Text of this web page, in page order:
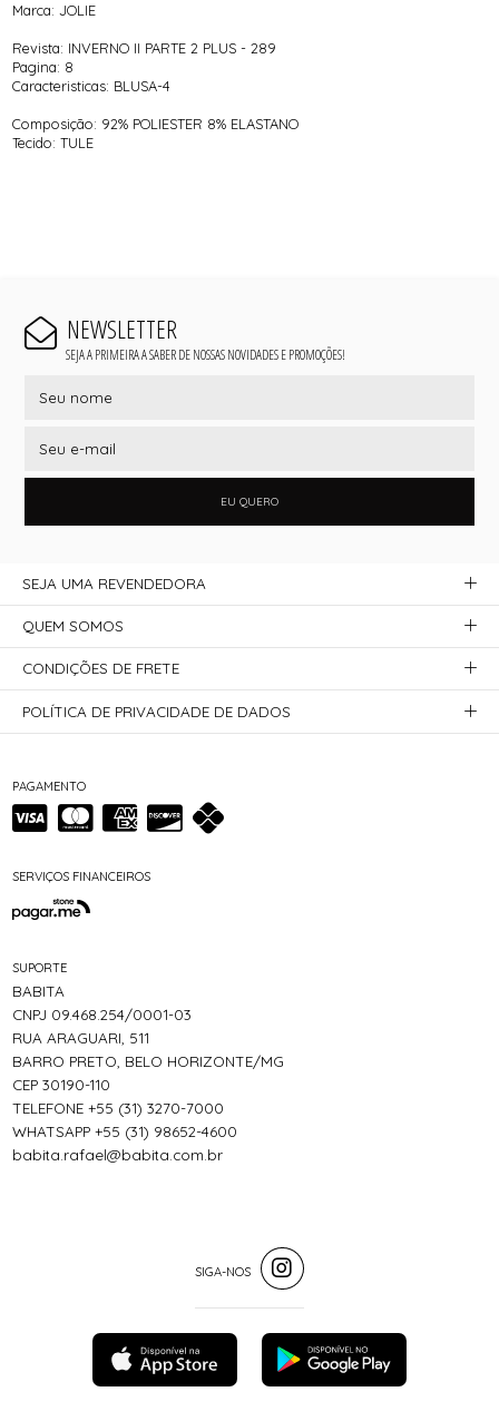
Marca: JOLIE
Revista: INVERNO II PARTE 2 PLUS - 289
Pagina: 8
Caracteristicas: BLUSA-4
Composição: 92% POLIESTER 8% ELASTANO
Tecido: TULE
NEWSLETTER
SEJA A PRIMEIRA A SABER DE NOSSAS NOVIDADES E PROMOÇÕES!
EU QUERO
PAGAMENTO
SERVIÇOS FINANCEIROS
SUPORTE
BABITA
CNPJ 09.468.254/0001-03
RUA ARAGUARI, 511
BARRO PRETO, BELO HORIZONTE/MG
CEP 30190-110
TELEFONE +55 (31) 3270-7000
WHATSAPP +55 (31) 98652-4600
babita.rafael@babita.com.br
SEJA UMA REVENDEDORA
QUEM SOMOS
CONDIÇÕES DE FRETE
POLÍTICA DE PRIVACIDADE DE DADOS